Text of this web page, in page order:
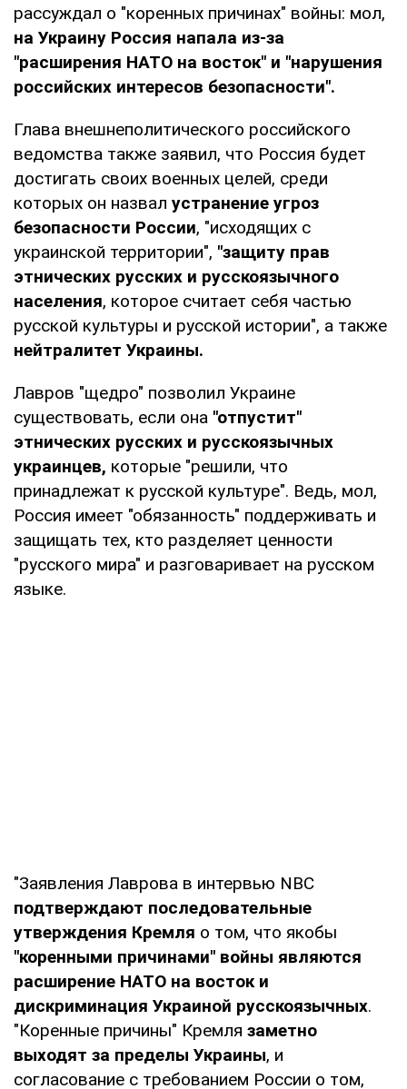
рассуждал о "коренных причинах" войны: мол,
на Украину Россия напала из-за
"расширения НАТО на восток" и "нарушения
российских интересов безопасности".
Глава внешнеполитического российского
ведомства также заявил, что Россия будет
достигать своих военных целей, среди
которых он назвал устранение угроз
безопасности России, "исходящих с
украинской территории", "защиту прав
этнических русских и русскоязычного
населения, которое считает себя частью
русской культуры и русской истории", а также
нейтралитет Украины.
Лавров "щедро" позволил Украине
существовать, если она "отпустит"
этнических русских и русскоязычных
украинцев, которые "решили, что
принадлежат к русской культуре". Ведь, мол,
Россия имеет "обязанность" поддерживать и
защищать тех, кто разделяет ценности
"русского мира" и разговаривает на русском
языке.
"Заявления Лаврова в интервью NBC
подтверждают последовательные
утверждения Кремля о том, что якобы
"коренными причинами" войны являются
расширение НАТО на восток и
дискриминация Украиной русскоязычных.
"Коренные причины" Кремля заметно
выходят за пределы Украины, и
согласование с требованием России о том,